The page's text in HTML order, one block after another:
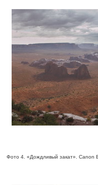
Фото 4. «Дождливый закат». Canon